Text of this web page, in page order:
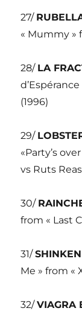
27/
« Mummy »
28/ LA
(1996)
29/
«Party’s
vs Ruts
30/
from « Last
31/SHINKEN
Me » from «
32/VIAGRA